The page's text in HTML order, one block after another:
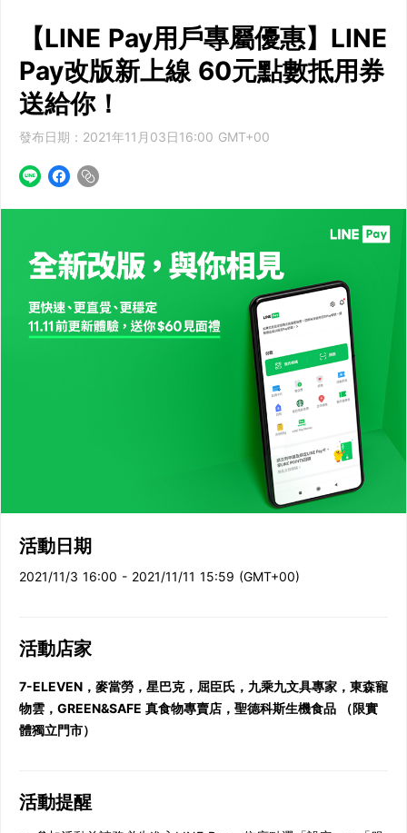
【LINE Pay用戶專屬優惠】LINE
Pay改版新上線 60元點數抵用券
送給你！
發布日期：2021年11月03日16:00 GMT+00
活動日期
2021/11/3 16:00 - 2021/11/11 15:59 (GMT+00)
活動店家
7-ELEVEN，麥當勞，星巴克，屈臣氏，九乘九文具專家，東森寵
物雲，GREEN&SAFE 真食物專賣店，聖德科斯生機食品 （限實
體獨立門市）
活動提醒